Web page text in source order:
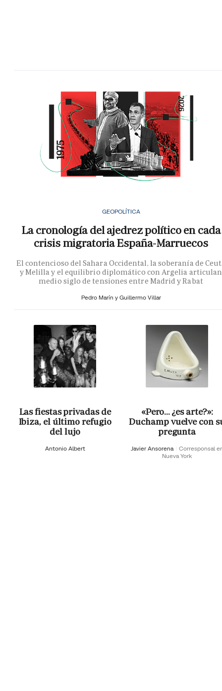
GEOPOLÍTICA
La cronología del ajedrez político en cada
crisis migratoria España-Marruecos
El contencioso del Sahara Occidental, la soberanía de
y Melilla y el equilibrio diplomático con Argelia articulan
medio siglo de tensiones entre Madrid y Rabat
Pedro Marín y Guillermo Villar
Las fiestas privadas de
Ibiza, el último refugio
del lujo
Antonio Albert
«Pero… ¿es arte?»:
Duchamp vuelve con
pregunta
Javier Ansorena
Corresponsal
Nueva York